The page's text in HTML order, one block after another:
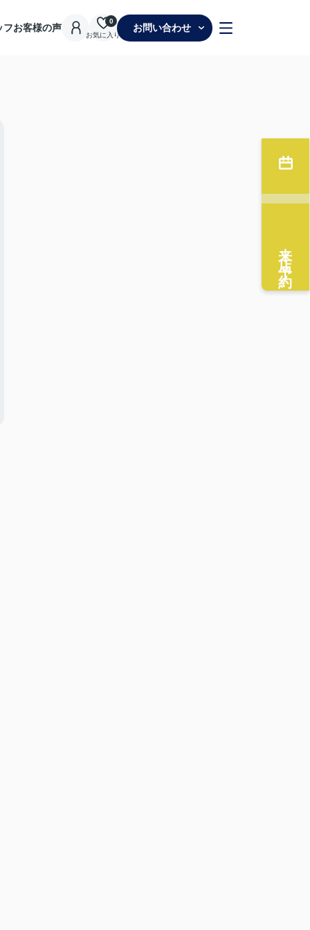
フお客様の声
お気に入り
0
お問い合わせ
来店予約